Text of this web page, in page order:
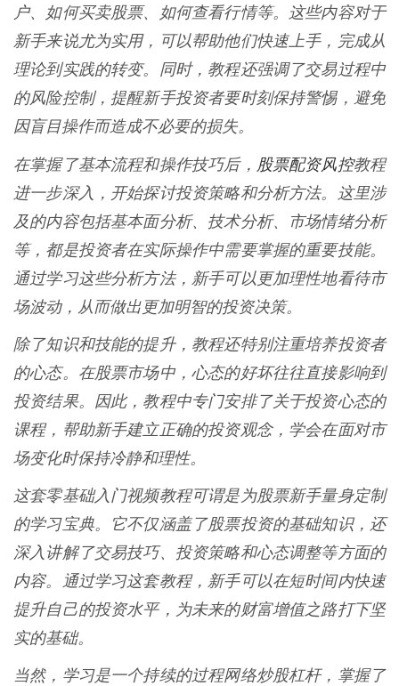
户、如何买卖股票、如何查看行情等。这些内容对于
新手来说尤为实用，可以帮助他们快速上手，完成从
理论到实践的转变。同时，教程还强调了交易过程中
的风险控制，提醒新手投资者要时刻保持警惕，避免
因盲目操作而造成不必要的损失。
在掌握了基本流程和操作技巧后， 股票配资风控教程
进一步深入，开始探讨投资策略和分析方法。这里涉
及的内容包括基本面分析、技术分析、市场情绪分析
等，都是投资者在实际操作中需要掌握的重要技能。
通过学习这些分析方法，新手可以更加理性地看待市
场波动，从而做出更加明智的投资决策。
除了知识和技能的提升，教程还特别注重培养投资者
的心态。在股票市场中，心态的好坏往往直接影响到
投资结果。因此，教程中专门安排了关于投资心态的
课程，帮助新手建立正确的投资观念，学会在面对市
场变化时保持冷静和理性。
这套零基础入门视频教程可谓是为股票新手量身定制
的学习宝典。它不仅涵盖了股票投资的基础知识，还
深入讲解了交易技巧、投资策略和心态调整等方面的
内容。通过学习这套教程，新手可以在短时间内快速
提升自己的投资水平，为未来的财富增值之路打下坚
实的基础。
当然，学习是一个持续的过程网络炒股杠杆，掌握了